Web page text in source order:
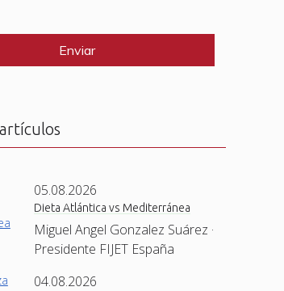
05.08.2026
Dieta Atlántica vs Mediterránea
Miguel Angel Gonzalez Suárez ·
Presidente FIJET España
04.08.2026